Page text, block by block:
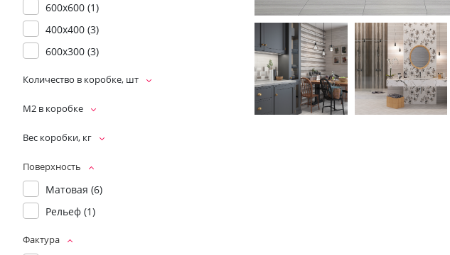
600x600 (1)
400x400 (3)
600x300 (3)
Количество в коробке, шт
М2 в коробке
Вес коробки, кг
Поверхность
Матовая (6)
Рельеф (1)
Фактура